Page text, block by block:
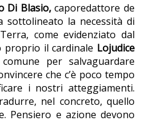
Di Blasio,caporedattore de
sottolineato la necessità di
come evidenziato dal
proprio il cardinale Lojudice
per salvaguardare
che c’è poco tempo
i nostri atteggiamenti.
nel concreto, quello
Pensiero e azione devono